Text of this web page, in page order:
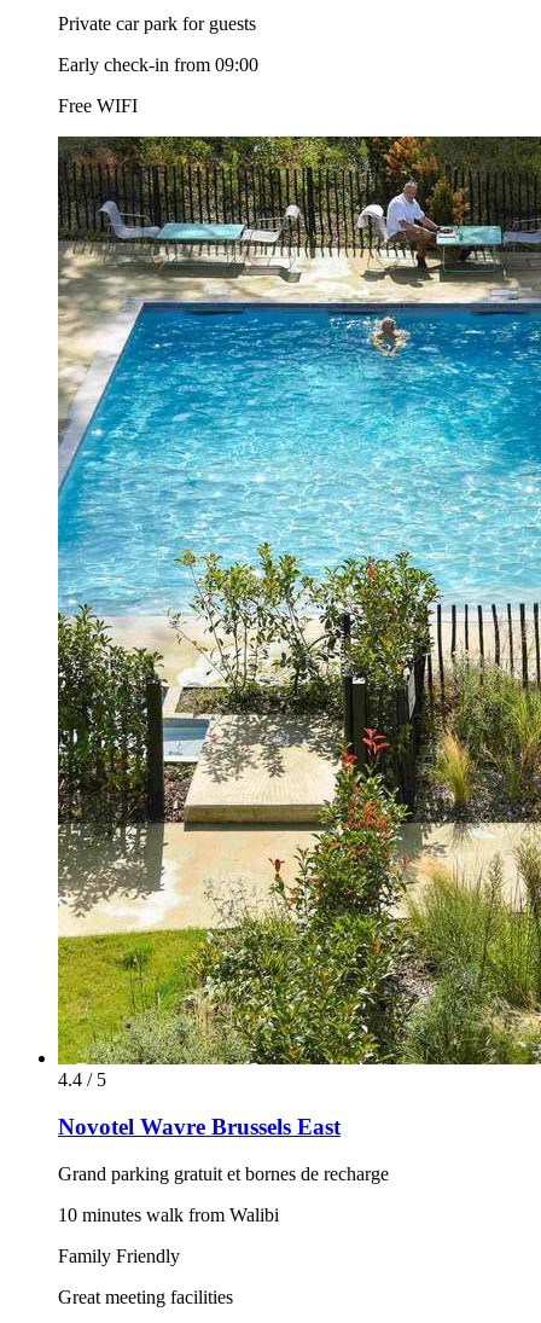
Private car park for guests
Early check-in from 09:00
Free WIFI
4.4 / 5
Novotel Wavre Brussels East
Grand parking gratuit et bornes de recharge
10 minutes walk from Walibi
Family Friendly
Great meeting facilities